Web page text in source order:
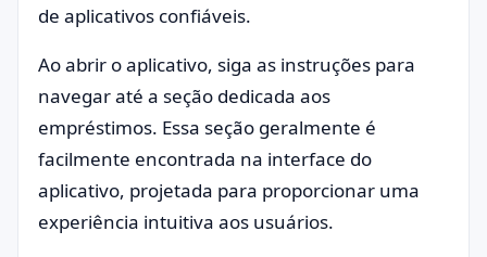
de aplicativos confiáveis.
Ao abrir o aplicativo, siga as instruções para
navegar até a seção dedicada aos
empréstimos. Essa seção geralmente é
facilmente encontrada na interface do
aplicativo, projetada para proporcionar uma
experiência intuitiva aos usuários.